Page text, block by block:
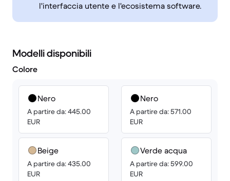
l'interfaccia utente e l'ecosistema software.
Modelli disponibili
Colore
Nero
A partire da: 445.00
EUR
Beige
A partire da: 435.00
EUR
Nero
A partire da: 571.00
EUR
Verde acqua
A partire da: 599.00
EUR